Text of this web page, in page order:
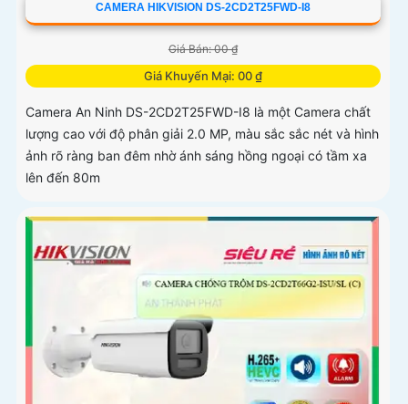
CAMERA HIKVISION DS-2CD2T25FWD-I8
Giá Bán: 00 ₫
Giá Khuyến Mại: 00 ₫
Camera An Ninh DS-2CD2T25FWD-I8 là một Camera chất
lượng cao với độ phân giải 2.0 MP, màu sắc sắc nét và hình
ảnh rõ ràng ban đêm nhờ ánh sáng hồng ngoại có tầm xa
lên đến 80m